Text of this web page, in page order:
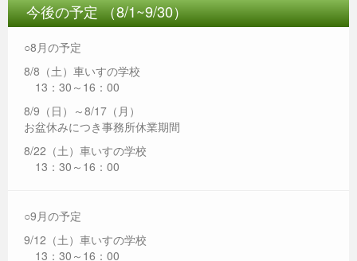
今後の予定 （8/1~9/30）
○8月の予定
8/8（土）車いすの学校
13：30～16：00
8/9（日）～8/17（月）
お盆休みにつき事務所休業期間
8/22（土）車いすの学校
13：30～16：00
○9月の予定
9/12（土）車いすの学校
13：30～16：00